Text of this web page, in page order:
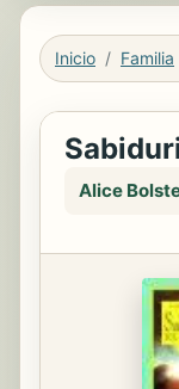
Inicio Familia
Alice